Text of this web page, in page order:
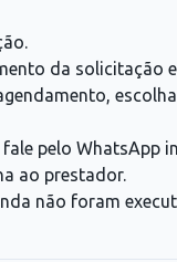
da solicitação
pelo WhatsApp
ao prestador.
não foram